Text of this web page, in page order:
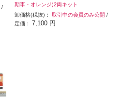
/
期車・オレンジ)2両キット
卸価格(税抜)：取引中の会員のみ公開 /
定価： 7,100 円